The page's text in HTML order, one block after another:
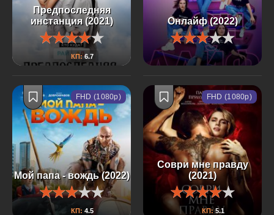
Предпоследняя
инстанция (2021)
КП:6.7
Онлайф (2022)
Мой папа - вождь (2022)
КП: 4.5
FHD (1080p)
Соври мне правду
(2021)
КП:5.1
FHD (1080p)